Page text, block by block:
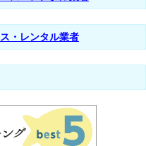
・レンタル業者